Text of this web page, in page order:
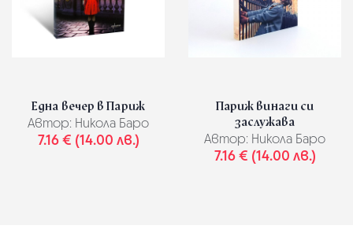
Една вечер в Париж
Автор: Никола Баро
7.16 € (14.00 лв.)
Париж винаги си
заслужава
Автор: Никола Баро
7.16 € (14.00 лв.)